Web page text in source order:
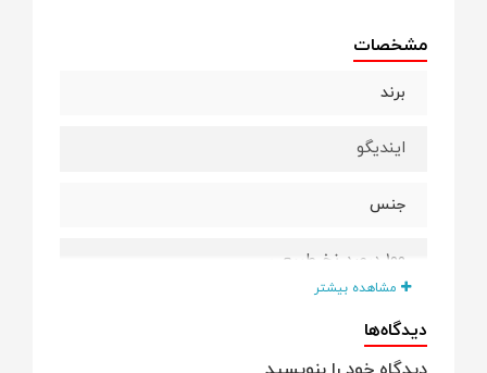
مشخصات
برند
ایندیگو
جنس
100 درصد نخ طبیعی
کشور سازنده
مشاهده بیشتر
دیدگاه‌ها